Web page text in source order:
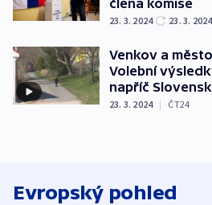
člena komise
23. 3. 2024 23. 3. 2024
Venkov a
Volební
napříč
23. 3. 2024 | ČT24
Evropský pohled